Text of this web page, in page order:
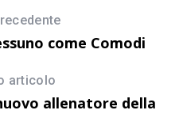
come Comodi
articolo
allenatore della